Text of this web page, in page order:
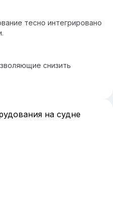
тесно интегрировано
снизить